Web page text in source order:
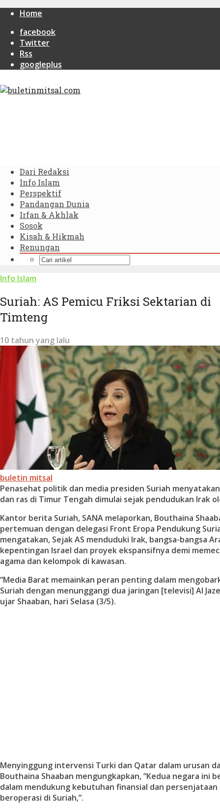
Home
facebook
Twitter
Rss
googleplus
Dari Redaksi
Info Islam
Perspektif
Pandangan Dunia
Irfan & Akhlak
Sosok
Kisah & Hikmah
Renungan
Info Islam
Suriah: AS Pemicu Friksi Sektarian di
Timteng
10 tahun yang lalu
buletin mitsal
Penasehat politik dan media presiden Suriah
dan ras di Timur Tengah dimulai sejak pendudukan Irak
Kantor berita Suriah, SANA melaporkan, Bouthaina
pertemuan dengan delegasi Front Eropa Pendukung
mengatakan, Sejak AS menduduki Irak, bangsa-bangsa
kepentingan Israel dan proyek ekspansifnya demi
agama dan kelompok di kawasan.
“Media Barat memainkan peran penting dalam
Suriah dengan menunggangi dua jaringan [televisi] Al
ujar Shaaban, hari Selasa (3/5).
Menyinggung intervensi Turki dan Qatar dalam urusan
Bouthaina Shaaban mengungkapkan, “Kedua negara ini
dalam mendukung kebutuhan finansial dan
beroperasi di Suriah,”.